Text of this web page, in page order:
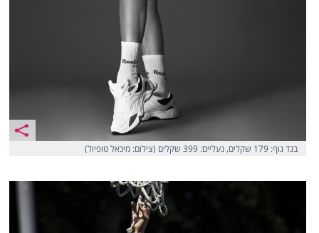
בגד גוף: 179 שקלים, נעליים: 399 שקלים (צילום: מיכאל טופיול)